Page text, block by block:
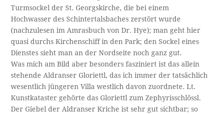
Turmsockel der St. Georgskirche, die bei einem
Hochwasser des Schintertalsbaches zerstört wurde
(nachzulesen im Amrasbuch von Dr. Hye); man geht hier
quasi durchs Kirchenschiff in den Park; den Sockel eines
Dienstes sieht man an der Nordseite noch ganz gut.
Was mich am Bild aber besonders fasziniert ist das allein
stehende Aldranser Gloriettl, das ich immer der tatsächlich
wesentlich jüngeren Villa westlich davon zuordnete. Lt.
Kunstkataster gehörte das Gloriettl zum Zephyrisschlössl.
Der Giebel der Aldranser Kriche ist sehr gut sichtbar; so